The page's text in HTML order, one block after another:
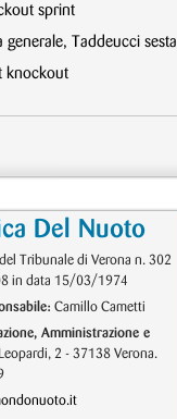
sprint
Taddeucci sesta
knockout
Del Nuoto
Tribunale di Verona n. 302
in data 15/03/1974
Camillo Cametti
Amministrazione e
2 - 37138 Verona.